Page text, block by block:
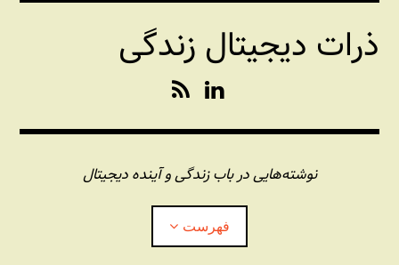
رفتن
محتواذرات دیجیتال زندگی
n
k
e
d
I
n
S
نوشته‌هایی در باب زندگی و آینده دیجیتال
فهرست